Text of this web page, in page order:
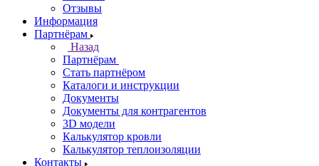
Отзывы
Информация
Партнёрам
Назад
Партнёрам
Стать партнёром
Каталоги и инструкции
Документы
Документы для контрагентов
3D модели
Калькулятор кровли
Калькулятор теплоизоляции
Контакты